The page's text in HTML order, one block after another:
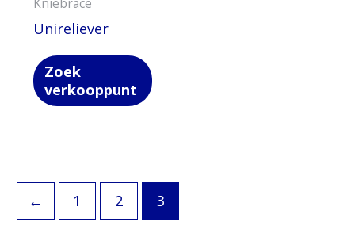
Unireliever
Zoek
verkooppunt
← 1 2 3